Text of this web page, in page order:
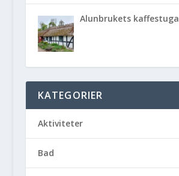
Alunbrukets kaffestuga
KATEGORIER
Aktiviteter
Bad